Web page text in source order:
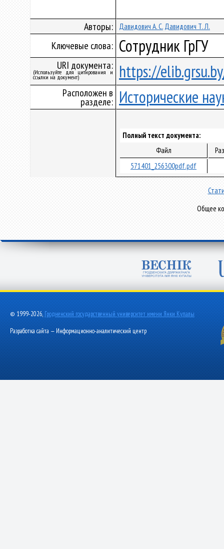
Авторы: Давидович А. С. Давидович Т. Л.
Ключевые слова: Сотрудник ГрГУ
URI документа:
(Используйте для цитирования и
ссылки на документ) https://
Расположен в
разделе: Исторические
Полный текст документа:
Файл
571401_256300pdf.pdf
Общее
© 1999-2026, Гродненский государственный университет имени Янки Купалы
Разработка сайта — Информационно-аналитический центр